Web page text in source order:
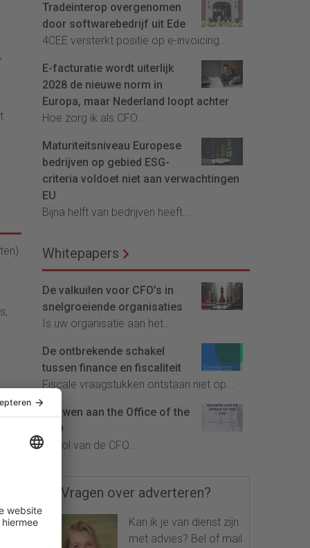
Tradeinterop overgenomen
door softwarebedrijf uit Ede
4CEE versterkt positie op e-invoicing...
E-facturatie wordt uiterlijk
2028 de nieuwe norm in
Europa, maar Nederland loopt achter
Hoe zorg ik als CFO...
Maturiteitsniveau Europese
bedrijven op gebied ESG-
criteria voldoet niet aan verwachtingen
EU
Bijna helft van bedrijven heeft...
Whitepapers
De valkuilen voor CFO’s in
snelgroeiende organisaties
Is uw organisatie aan het...
De ontbrekende schakel
tussen finance en fiscaliteit
Fiscale vraagstukken ontstaan niet op...
Bouwen aan the Office of the
CFO
De rol van de CFO...
Vragen over adverteren?
Kan ik je van dienst zijn
met advies? Bel of mail